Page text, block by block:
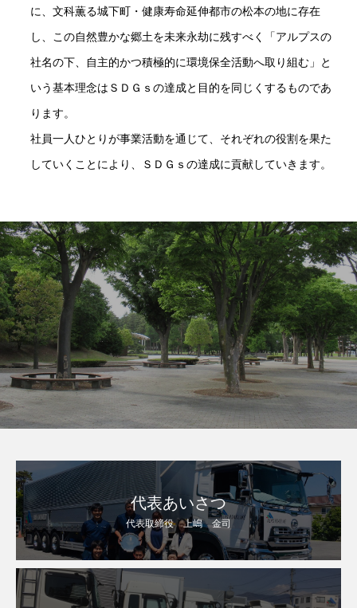
に、文科薫る城下町・健康寿命延伸都市の松本の地に存在
し、この自然豊かな郷土を未来永劫に残すべく「アルプスの
社名の下、自主的かつ積極的に環境保全活動へ取り組む」と
いう基本理念はＳＤＧｓの達成と目的を同じくするものであ
ります。
社員一人ひとりが事業活動を通じて、それぞれの役割を果た
していくことにより、ＳＤＧｓの達成に貢献していきます。
代表あいさつ
代表取締役 上嶋 金司